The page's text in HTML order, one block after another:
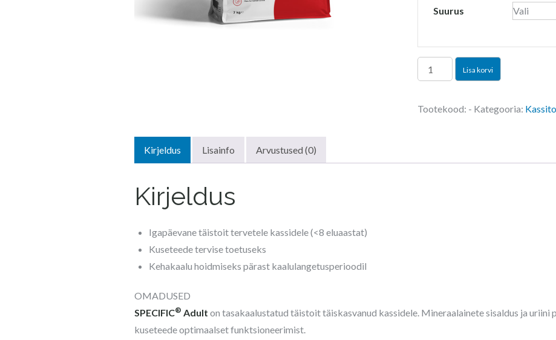
€7,00
Suurus
SPECIFIC
FXD
kassile
ja
Lisa korvi
Tootekood: - Kategooria:
Kirjeldus Lisainfo Arvustused (0)
Kirjeldus
Igapäevane täistoit tervetele kassidele (<8 eluaastat)
Kuseteede tervise toetuseks
Kehakaalu hoidmiseks pärast kaalulangetusperioodil
OMADUSED
SPECIFIC® Adult on tasakaalustatud täistoit täiskasvanud kassidele. Mineraalainete sisaldus ja uriini
kuseteede optimaalset funktsioneerimist.